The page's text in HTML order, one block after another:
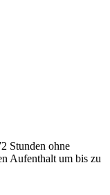
Stunden ohne
Aufenthalt um bis zu